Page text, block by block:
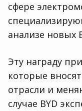
сфере
анализе новых
Эту награду
которые
отрасли и
случае BYD